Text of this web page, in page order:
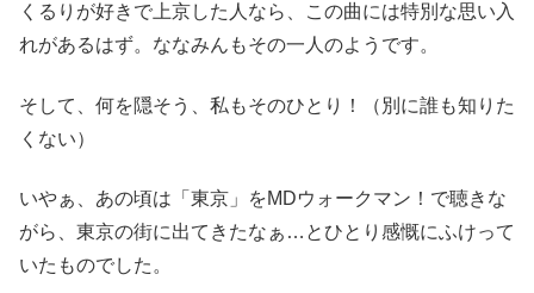
くるりが好きで上京した人なら、この曲には特別な思い入
れがあるはず。ななみんもその一人のようです。
そして、何を隠そう、私もそのひとり！（別に誰も知りた
くない）
いやぁ、あの頃は「東京」をMDウォークマン！で聴きな
がら、東京の街に出てきたなぁ…とひとり感慨にふけって
いたものでした。